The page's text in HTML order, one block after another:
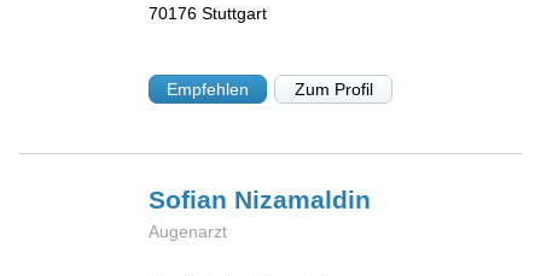
70176 Stuttgart
Empfehlen Zum Profil
Sofian Nizamaldin
Augenarzt